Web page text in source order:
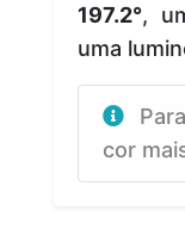
197.2°,
uma
cor